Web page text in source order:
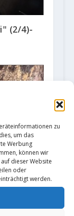
zu
um das
Werbung
können wir
dieser Website
oder
werden.
(2/4)-